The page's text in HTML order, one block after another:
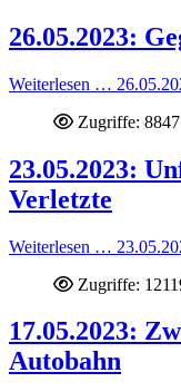
26.05.2023:
Weiterlesen …
Zugriffe: 8847
23.05.2023:
Verletzte
Weiterlesen …
Zugriffe:
17.05.2023:
Autobahn